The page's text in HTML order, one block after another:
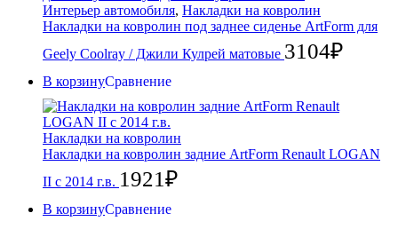
Интерьер автомобиля, Накладки на ковролин
Накладки на ковролин под заднее сиденье ArtForm для
Geely Coolray / Джили Кулрей матовые 3104₽
В корзинуСравнение
Накладки на ковролин
Накладки на ковролин задние ArtForm Renault LOGAN
II с 2014 г.в. 1921₽
В корзинуСравнение